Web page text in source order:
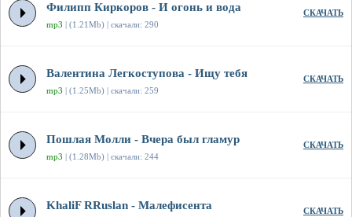
Филипп Киркоров - И огонь и вода
mp3 | (1.21Mb) | скачали: 290
СКАЧАТЬ
Валентина Легкоступова - Ищу тебя
mp3 | (1.25Mb) | скачали: 259
СКАЧАТЬ
Пошлая Молли - Вчера был гламур
mp3 | (1.28Mb) | скачали: 244
СКАЧАТЬ
KhaliF RRuslan - Малефисента СКАЧАТЬ